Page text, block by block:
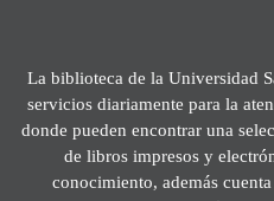
La biblioteca de la Universidad
servicios diariamente para la
donde pueden encontrar una
de libros impresos y
conocimiento, además